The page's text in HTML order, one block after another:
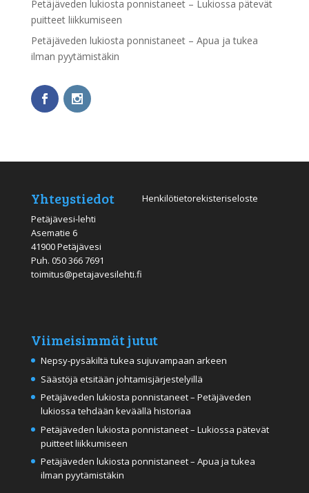
Petäjäveden lukiosta ponnistaneet – Lukiossa pätevät
puitteet liikkumiseen
Petäjäveden lukiosta ponnistaneet – Apua ja tukea
ilman pyytämistäkin
Yhteystiedot
Petäjävesi-lehti
Asematie 6
41900 Petäjävesi
Puh. 050 366 7691
toimitus@petajavesilehti.fi
Henkilötietorekisteriseloste
Viimeisimmät jutut
Nepsy-pysäkiltä tukea sujuvampaan arkeen
Säästöjä etsitään johtamisjärjestelyillä
Petäjäveden lukiosta ponnistaneet – Petäjäveden
lukiossa tehdään keväällä historiaa
Petäjäveden lukiosta ponnistaneet – Lukiossa pätevät
puitteet liikkumiseen
Petäjäveden lukiosta ponnistaneet – Apua ja tukea
ilman pyytämistäkin